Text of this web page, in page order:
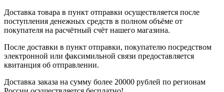
Доставка товара в пункт отправки осуществляется после
поступления денежных средств в полном объёме от
покупателя на расчётный счёт нашего магазина.
После доставки в пункт отправки, покупателю посредством
электронной или факсимильной связи предоставляется
квитанция об отправлении.
Доставка заказа на сумму более 20000 рублей по регионам